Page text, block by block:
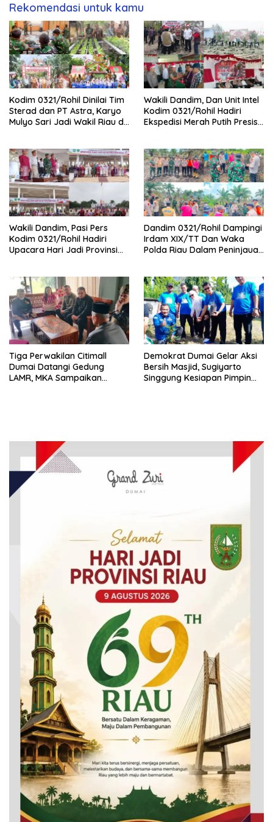
Rekomendasi untuk kamu
Kodim 0321/Rohil Dinilai Tim
Sterad dan PT Astra, Karyo
Mulyo Sari Jadi Wakil Riau di
Wakili Dandim, Dan Unit Intel
Kodim 0321/Rohil Hadiri
Ekspedisi Merah Putih Presisi
Wakili Dandim, Pasi Pers
Kodim 0321/Rohil Hadiri
Upacara Hari Jadi Provinsi
Dandim 0321/Rohil Dampingi
Irdam XIX/TT Dan Waka
Polda Riau Dalam Peninjauan
Tiga Perwakilan Citimall
Dumai Datangi Gedung
LAMR, MKA Sampaikan
Demokrat Dumai Gelar Aksi
Bersih Masjid, Sugiyarto
Singgung Kesiapan Pimpin